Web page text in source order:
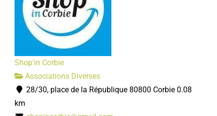
Shop'in Corbie
Associations Diverses
28/30, place de la République 80800 Corbie 0.08
km